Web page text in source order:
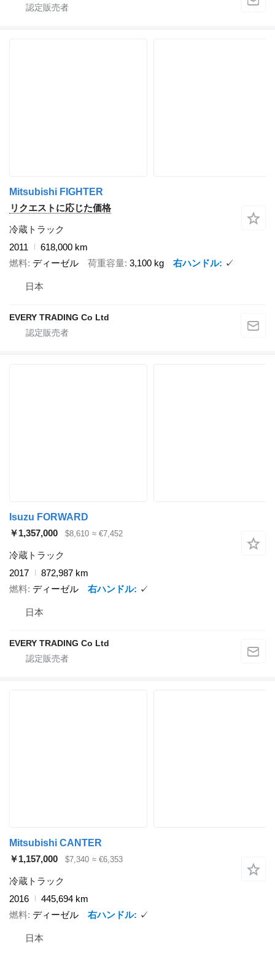
Mitsubishi FIGHTER
リクエストに応じた価格
冷蔵トラック
2011
618,000 km
燃料 ディーゼル 荷重容量 3,100 kg 右ハンドル ✓
日本
EVERY TRADING Co Ltd
Isuzu FORWARD
￥1,357,000
$8,610 ≈ €7,452
冷蔵トラック
2017
872,987 km
燃料 ディーゼル 右ハンドル ✓
日本
EVERY TRADING Co Ltd
Mitsubishi CANTER
￥1,157,000
$7,340 ≈ €6,353
冷蔵トラック
2016
445,694 km
燃料 ディーゼル 右ハンドル ✓
日本